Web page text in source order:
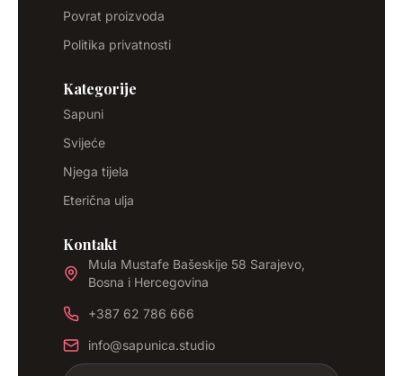
Povrat proizvoda
Politika privatnosti
Kategorije
Sapuni
Svijeće
Njega tijela
Eterična ulja
Kontakt
Mula Mustafe Bašeskije 58 Sarajevo,
Bosna i Hercegovina
+387 62 786 666
info@sapunica.studio